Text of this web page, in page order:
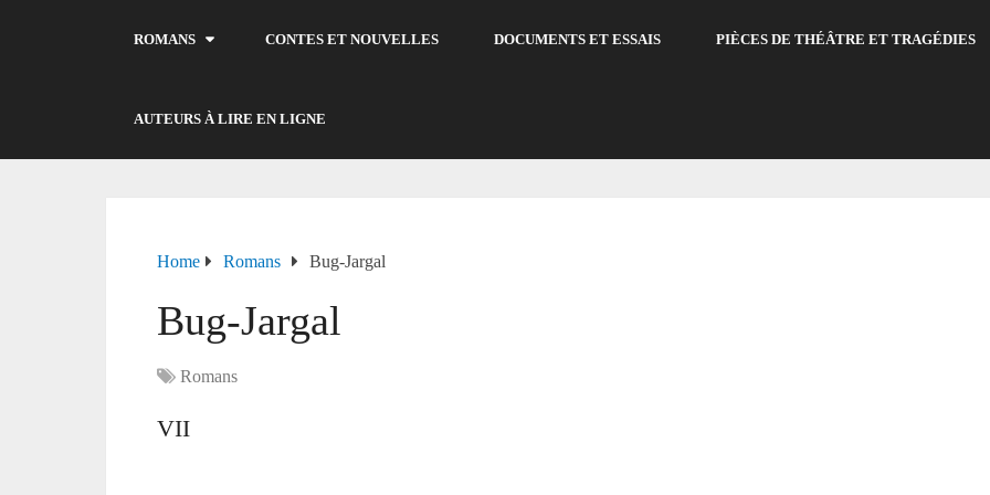
ROMANS CONTES ET NOUVELLES DOCUMENTS ET ESSAIS PIÈCES DE THÉÂTRE ET TRAGÉDIES
AUTEURS À LIRE EN LIGNE
Home Romans Bug-Jargal
Bug-Jargal
Romans
VII